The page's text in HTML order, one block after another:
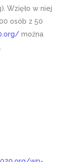
Wzięło w niej
osób z 50
można